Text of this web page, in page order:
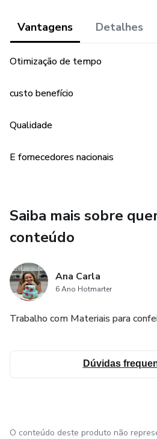
Vantagens Detalhes
Otimização de tempo
custo benefício
Qualidade
E fornecedores nacionais
Saiba mais sobre
conteúdo
Ana Carla
6 Ano Hotmarter
Trabalho com Materiais para
Dúvidas
O conteúdo deste produto não